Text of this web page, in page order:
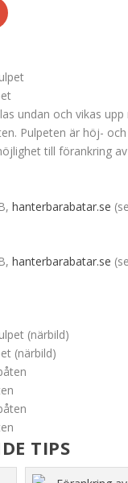
undan och vikas
Pulpeten är höj-
till förankring
hanterbarabatar.se
hanterbarabatar.se
(närbild)
TIPS